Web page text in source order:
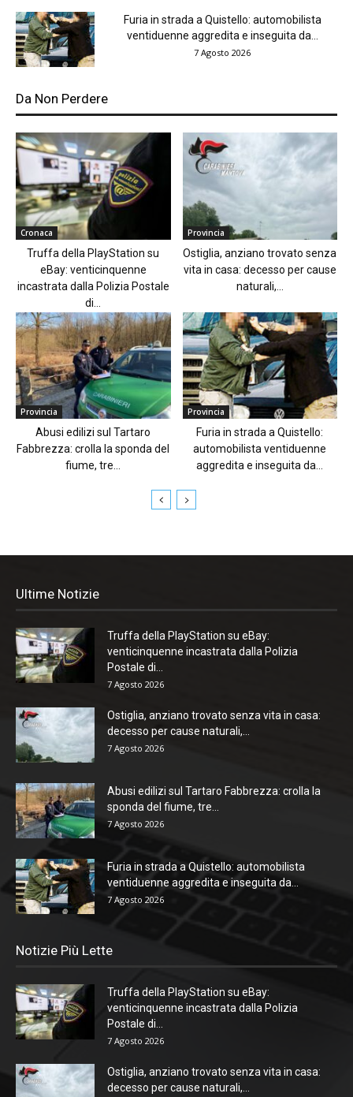
Furia in strada a Quistello: automobilista
ventiduenne aggredita e inseguita da...
7 Agosto 2026
Da Non Perdere
Cronaca
Truffa della PlayStation su
eBay: venticinquenne
incastrata dalla Polizia Postale
di...
Provincia
Ostiglia, anziano trovato senza
vita in casa: decesso per cause
naturali,...
Provincia
Abusi edilizi sul Tartaro
Fabbrezza: crolla la sponda del
fiume, tre...
Provincia
Furia in strada a Quistello:
automobilista ventiduenne
aggredita e inseguita da...
Ultime Notizie
Truffa della PlayStation su eBay:
venticinquenne incastrata dalla Polizia
Postale di...
7 Agosto 2026
Ostiglia, anziano trovato senza vita in casa:
decesso per cause naturali,...
7 Agosto 2026
Abusi edilizi sul Tartaro Fabbrezza: crolla la
sponda del fiume, tre...
7 Agosto 2026
Furia in strada a Quistello: automobilista
ventiduenne aggredita e inseguita da...
7 Agosto 2026
Notizie Più Lette
Truffa della PlayStation su eBay:
venticinquenne incastrata dalla Polizia
Postale di...
7 Agosto 2026
Ostiglia, anziano trovato senza vita in casa:
decesso per cause naturali,...